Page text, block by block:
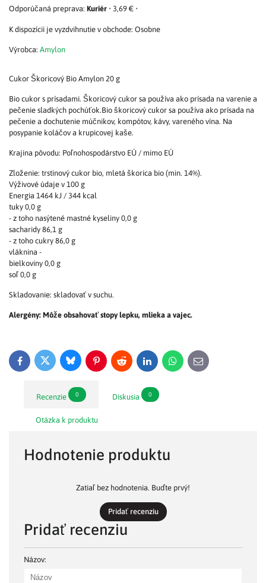
Kuriér • 3,69 € •
Osobne
Výrobca: Amylon
Cukor Škoricový Bio Amylon 20 g
Bio cukor s prísadami. Škoricový cukor sa používa ako prísada na varenie a
pečenie sladkých pochúťok.Bio škoricový cukor sa používa ako prísada na
pečenie a dochutenie múčnikov, kompótov, kávy, vareného vína. Na
posypanie koláčov a krupicovej kaše.
Krajina pôvodu: Poľnohospodárstvo EÚ / mimo EÚ
Zloženie: trstinový cukor bio, mletá škorica bio (min. 14%).
Výživové údaje v 100 g
Energia 1464 kJ / 344 kcal
tuky 0,0 g
- z toho nasýtené mastné kyseliny 0,0 g
sacharidy 86,1 g
- z toho cukry 86,0 g
vláknina -
bielkoviny 0,0 g
soľ 0,0 g
Skladovanie: skladovať v suchu.
Alergény: Môže obsahovať stopy lepku, mlieka a vajec.
FacebookTwitter BlueskyPinterestReddit LinkedInWhatsApp
E-
mail
Recenzie 0 Diskusia 0
Otázka k produktu
Hodnotenie produktu
Zatiaľ bez hodnotenia. Buďte prvý!
Pridať recenziu
Pridať recenziu
Názov: